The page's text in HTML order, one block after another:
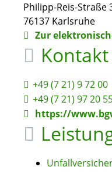
Philipp-Reis-Straße
76137 Karlsruhe
Zur
Kontakt
+49 (7 21) 9 72 00
+49 (7 21) 97 20
https://